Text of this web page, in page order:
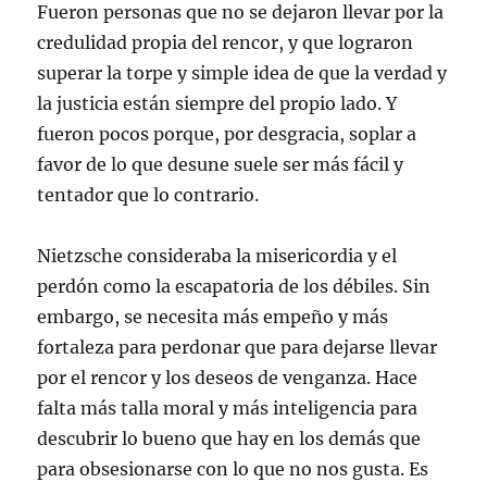
Fueron personas que no se dejaron llevar por la
credulidad propia del rencor, y que lograron
superar la torpe y simple idea de que la verdad y
la justicia están siempre del propio lado. Y
fueron pocos porque, por desgracia, soplar a
favor de lo que desune suele ser más fácil y
tentador que lo contrario.
Nietzsche consideraba la misericordia y el
perdón como la escapatoria de los débiles. Sin
embargo, se necesita más empeño y más
fortaleza para perdonar que para dejarse llevar
por el rencor y los deseos de venganza. Hace
falta más talla moral y más inteligencia para
descubrir lo bueno que hay en los demás que
para obsesionarse con lo que no nos gusta. Es